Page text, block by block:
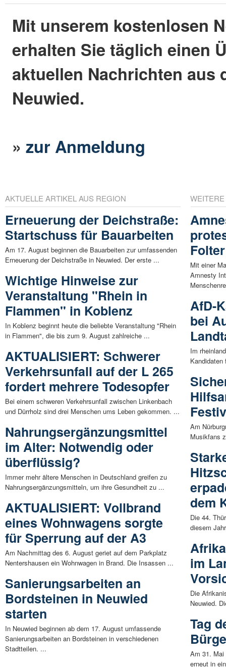
Mit unserem kostenlosen
erhalten Sie täglich einen
aktuellen Nachrichten aus
Neuwied.
»zur Anmeldung
AKTUELLE ARTIKEL AUS REGION
Erneuerung der Deichstraße:
Startschuss für Bauarbeiten
Am 17. August beginnen die Bauarbeiten zur umfassenden
Erneuerung der Deichstraße in Neuwied. Der erste ...
Wichtige Hinweise zur
Veranstaltung "Rhein in
Flammen" in Koblenz
In Koblenz beginnt heute die beliebte Veranstaltung "Rhein
in Flammen", die bis zum 9. August zahlreiche ...
AKTUALISIERT: Schwerer
Verkehrsunfall auf der L 265
fordert mehrere Todesopfer
Bei einem schweren Verkehrsunfall zwischen Linkenbach
und Dürrholz sind drei Menschen ums Leben gekommen. ...
Nahrungsergänzungsmittel
im Alter: Notwendig oder
überflüssig?
Immer mehr ältere Menschen in Deutschland greifen zu
Nahrungsergänzungsmitteln, um ihre Gesundheit zu ...
AKTUALISIERT: Vollbrand
eines Wohnwagens sorgte
für Sperrung auf der A3
Am Nachmittag des 6. August geriet auf dem Parkplatz
Nentershausen ein Wohnwagen in Brand. Die Insassen ...
Sanierungsarbeiten an
Bordsteinen in Neuwied
starten
In Neuwied beginnen ab dem 17. August umfassende
Sanierungsarbeiten an Bordsteinen in verschiedenen
Stadtteilen. ...
Mit einer
Amnesty
AfD-
bei
Im
Am
Musikfans
dem
Die 44.
diesem
im
Die
Neuwied.
Tag
Am 31. Mai
erneut in